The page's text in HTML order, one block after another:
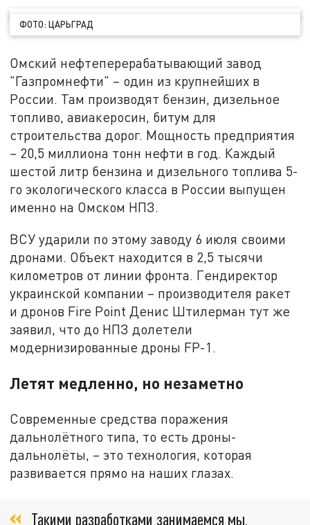
ФОТО: ЦАРЬГРАД
Омский нефтеперерабатывающий завод
"Газпромнефти" – один из крупнейших в
России. Там производят бензин, дизельное
топливо, авиакеросин, битум для
строительства дорог. Мощность предприятия
– 20,5 миллиона тонн нефти в год. Каждый
шестой литр бензина и дизельного топлива 5-
го экологического класса в России выпущен
именно на Омском НПЗ.
ВСУ ударили по этому заводу 6 июля своими
дронами. Объект находится в 2,5 тысячи
километров от линии фронта. Гендиректор
украинской компании – производителя ракет
и дронов Fire Point Денис Штилерман тут же
заявил, что до НПЗ долетели
модернизированные дроны FP-1.
Летят медленно, но незаметно
Современные средства поражения
дальнолётного типа, то есть дроны-
дальнолёты, – это технология, которая
развивается прямо на наших глазах.
Такими разработками занимаемся мы,